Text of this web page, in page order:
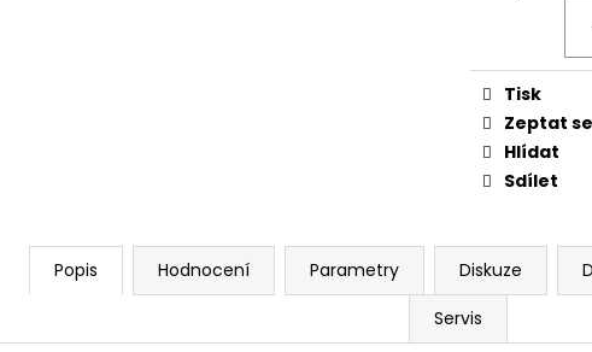
Tisk
Zeptat se
Hlídat
Sdílet
Popis Hodnocení Parametry Diskuze
Servis